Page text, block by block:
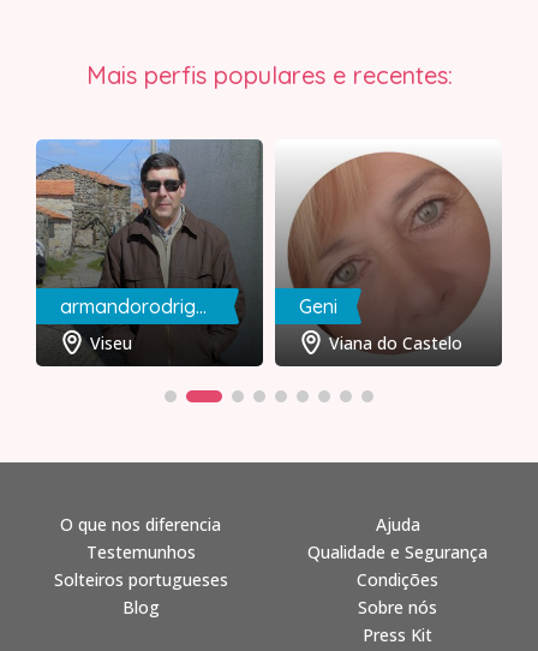
Mais perfis populares e recentes:
armandorodrigues
Viseu
Geni
Viana do Castelo
O que nos diferencia
Testemunhos
Solteiros portugueses
Blog
Ajuda
Qualidade e Segurança
Condições
Sobre nós
Press Kit